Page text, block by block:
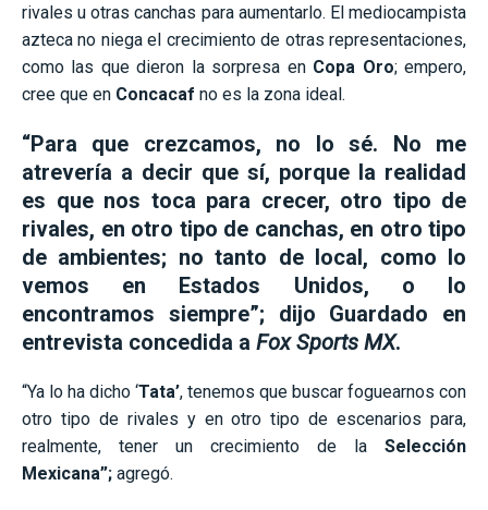
rivales u otras canchas para aumentarlo. El mediocampista
azteca no niega el crecimiento de otras representaciones,
como las que dieron la sorpresa en Copa Oro; empero,
cree que en Concacaf no es la zona ideal.
“Para que crezcamos, no lo sé. No me
atrevería a decir que sí, porque la realidad
es que nos toca para crecer, otro tipo de
rivales, en otro tipo de canchas, en otro tipo
de ambientes; no tanto de local, como lo
vemos en Estados Unidos, o lo
encontramos siempre”; dijo Guardado en
entrevista concedida a Fox Sports MX.
“Ya lo ha dicho ‘Tata’, tenemos que buscar foguearnos con
otro tipo de rivales y en otro tipo de escenarios para,
realmente, tener un crecimiento de la Selección
Mexicana”; agregó.